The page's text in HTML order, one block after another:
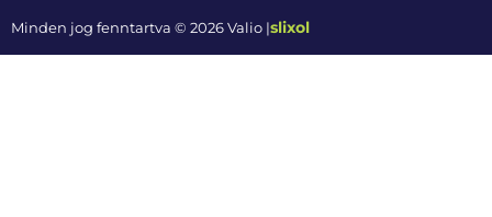
Minden jog fenntartva © 2026 Valio |slixol